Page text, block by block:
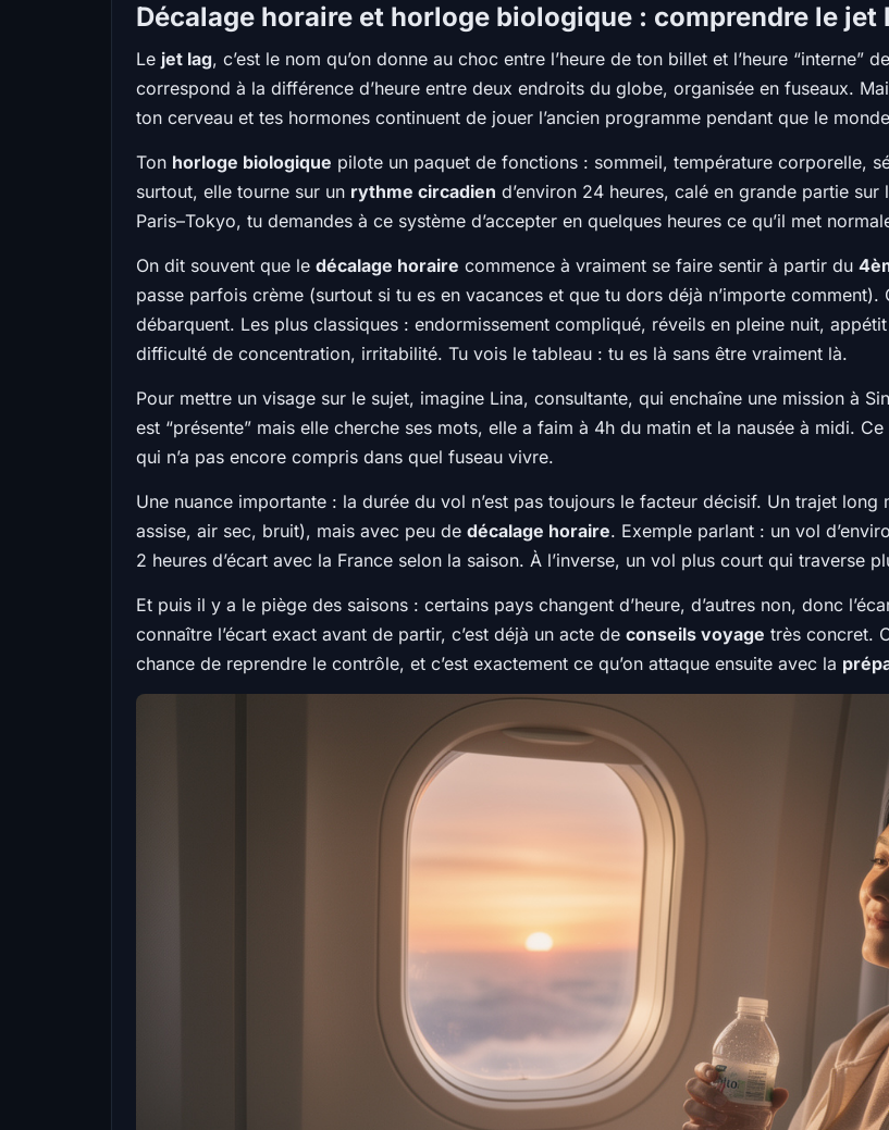
Décalage horaire et horloge biologique : comprendre le
Le jet lag, c’est le nom qu’on donne au choc entre l’heure de ton billet et l’heure “interne”
correspond à la différence d’heure entre deux endroits du globe, organisée en fuseaux.
ton cerveau et tes hormones continuent de jouer l’ancien programme pendant que le
Ton horloge biologique pilote un paquet de fonctions : sommeil, température corporelle,
surtout, elle tourne sur un rythme circadien d’environ 24 heures, calé en grande partie
Paris–Tokyo, tu demandes à ce système d’accepter en quelques heures ce qu’il met
On dit souvent que le décalage horaire commence à vraiment se faire sentir à partir du
passe parfois crème (surtout si tu es en vacances et que tu dors déjà n’importe
débarquent. Les plus classiques : endormissement compliqué, réveils en pleine nuit,
difficulté de concentration, irritabilité. Tu vois le tableau : tu es là sans être vraiment là.
Pour mettre un visage sur le sujet, imagine Lina, consultante, qui enchaîne une mission à
est “présente” mais elle cherche ses mots, elle a faim à 4h du matin et la nausée à midi.
qui n’a pas encore compris dans quel fuseau vivre.
Une nuance importante : la durée du vol n’est pas toujours le facteur décisif. Un trajet
assise, air sec, bruit), mais avec peu de décalage horaire. Exemple parlant : un vol
2 heures d’écart avec la France selon la saison. À l’inverse, un vol plus court qui traverse
Et puis il y a le piège des saisons : certains pays changent d’heure, d’autres non, donc
connaître l’écart exact avant de partir, c’est déjà un acte de conseils voyage très concret.
chance de reprendre le contrôle, et c’est exactement ce qu’on attaque ensuite avec la